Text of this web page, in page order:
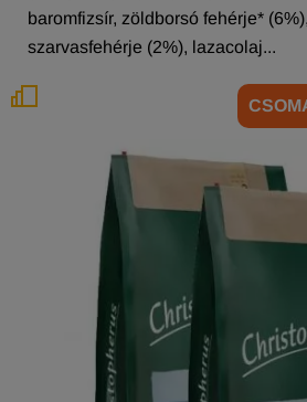
baromfizsír, zöldborsó fehérje*
szarvasfehérje (2%), lazacolaj...